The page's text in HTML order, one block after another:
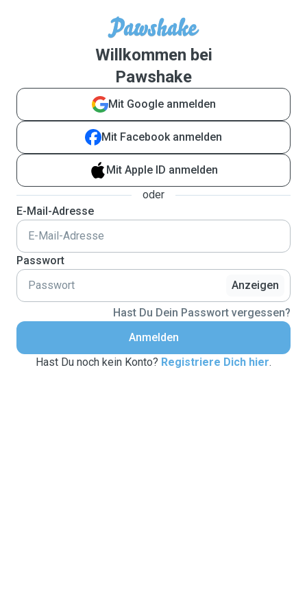
Willkommen bei
Pawshake
Mit Google anmelden
Mit Facebook anmelden
Mit Apple ID anmelden
oder
E-Mail-Adresse
Passwort
Anzeigen
Hast Du Dein Passwort vergessen?
Anmelden
Hast Du noch kein Konto? Registriere Dich hier.